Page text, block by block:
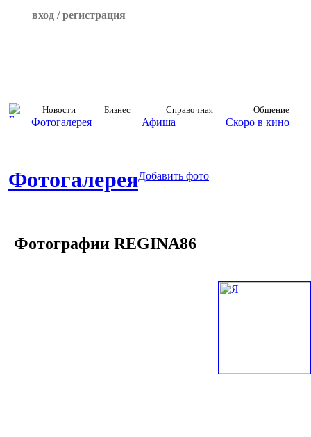
вход / регистрация
Новости Бизнес Справочная Общение
Фотогалерея Афиша Скоро в кино
ФотогалереяДобавить фото
Фотографии REGINA86